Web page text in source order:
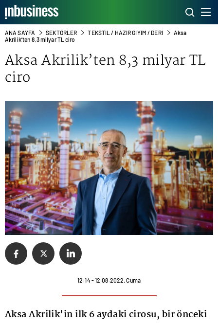
ANA SAYFA SEKTÖRLER TEKSTIL / HAZIR GIYIM / DERI
Aksa
Akrilik’ten 8,3 milyar TL ciro
Aksa Akrilik’ten 8,3 milyar TL
ciro
12:14 - 12.08.2022, Cuma
Aksa Akrilik'in ilk 6 aydaki cirosu, bir önceki